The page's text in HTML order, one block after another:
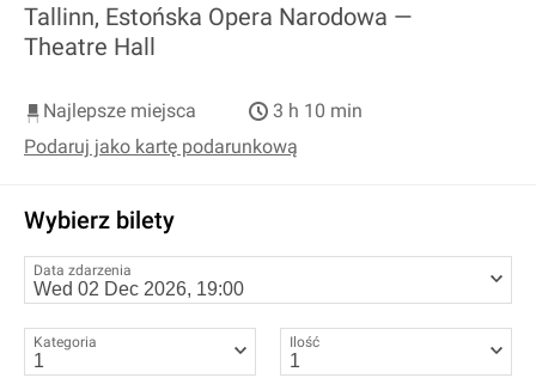
Tallinn, Estońska Opera Narodowa —
Theatre Hall
Najlepsze miejsca
3 h 10 min
Podaruj jako kartę podarunkową
Wybierz bilety
Data zdarzenia
Kategoria Ilość